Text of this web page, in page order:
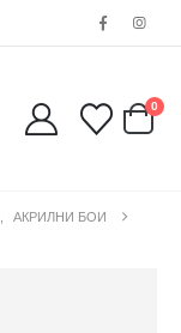
0
АКРИЛНИ БОИ